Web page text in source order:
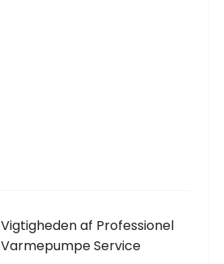
Vigtigheden af Professionel
Varmepumpe Service